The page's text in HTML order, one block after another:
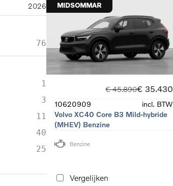
2026
76
1
3
11
40
25
MIDSOMMAR
€ 45.890€ 35.430
10620909
incl. BTW
Volvo XC40 Core B3 Mild-hybride
(MHEV) Benzine
Benzine
Vergelijken